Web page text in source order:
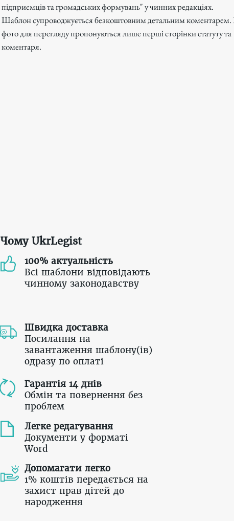
підприємців та громадських формувань" у чинних редакціях.
Шаблон супроводжується безкоштовним детальним
фото для перегляду пропонуються лише перші сторінки статуту та
коментаря.
Чому UkrLegist
100% актуальність
Всі шаблони відповідають
чинному законодавству
Швидка доставка
Посилання на
завантаження шаблону(ів)
одразу по оплаті
Гарантія 14 днів
Обмін та повернення без
проблем
Легке редагування
Документи у форматі
Word
Допомагати легко
1% коштів передається на
захист прав дітей до
народження